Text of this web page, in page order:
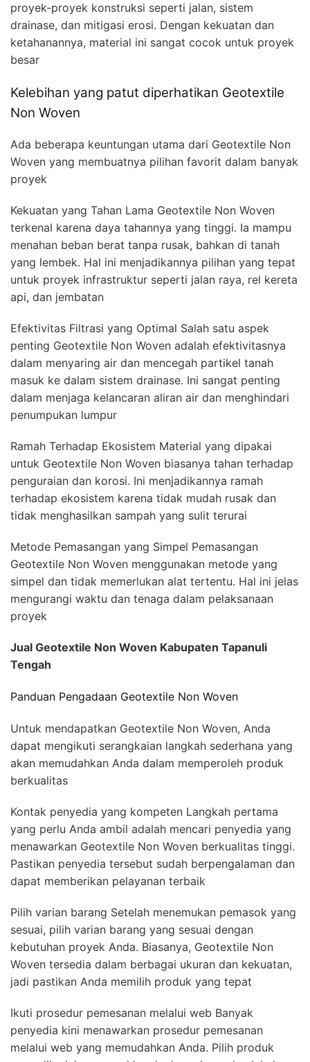
proyek-proyek konstruksi seperti jalan, sistem
drainase, dan mitigasi erosi. Dengan kekuatan dan
ketahanannya, material ini sangat cocok untuk proyek
besar
Kelebihan yang patut diperhatikan Geotextile
Non Woven
Ada beberapa keuntungan utama dari Geotextile Non
Woven yang membuatnya pilihan favorit dalam banyak
proyek
Kekuatan yang Tahan Lama Geotextile Non Woven
terkenal karena daya tahannya yang tinggi. Ia mampu
menahan beban berat tanpa rusak, bahkan di tanah
yang lembek. Hal ini menjadikannya pilihan yang tepat
untuk proyek infrastruktur seperti jalan raya, rel kereta
api, dan jembatan
Efektivitas Filtrasi yang Optimal Salah satu aspek
penting Geotextile Non Woven adalah efektivitasnya
dalam menyaring air dan mencegah partikel tanah
masuk ke dalam sistem drainase. Ini sangat penting
dalam menjaga kelancaran aliran air dan menghindari
penumpukan lumpur
Ramah Terhadap Ekosistem Material yang dipakai
untuk Geotextile Non Woven biasanya tahan terhadap
penguraian dan korosi. Ini menjadikannya ramah
terhadap ekosistem karena tidak mudah rusak dan
tidak menghasilkan sampah yang sulit terurai
Metode Pemasangan yang Simpel Pemasangan
Geotextile Non Woven menggunakan metode yang
simpel dan tidak memerlukan alat tertentu. Hal ini jelas
mengurangi waktu dan tenaga dalam pelaksanaan
proyek
Jual Geotextile Non Woven Kabupaten Tapanuli
Tengah
Panduan Pengadaan Geotextile Non Woven
Untuk mendapatkan Geotextile Non Woven, Anda
dapat mengikuti serangkaian langkah sederhana yang
akan memudahkan Anda dalam memperoleh produk
berkualitas
Kontak penyedia yang kompeten Langkah pertama
yang perlu Anda ambil adalah mencari penyedia yang
menawarkan Geotextile Non Woven berkualitas tinggi.
Pastikan penyedia tersebut sudah berpengalaman dan
dapat memberikan pelayanan terbaik
Pilih varian barang Setelah menemukan pemasok yang
sesuai, pilih varian barang yang sesuai dengan
kebutuhan proyek Anda. Biasanya, Geotextile Non
Woven tersedia dalam berbagai ukuran dan kekuatan,
jadi pastikan Anda memilih produk yang tepat
Ikuti prosedur pemesanan melalui web Banyak
penyedia kini menawarkan prosedur pemesanan
melalui web yang memudahkan Anda. Pilih produk